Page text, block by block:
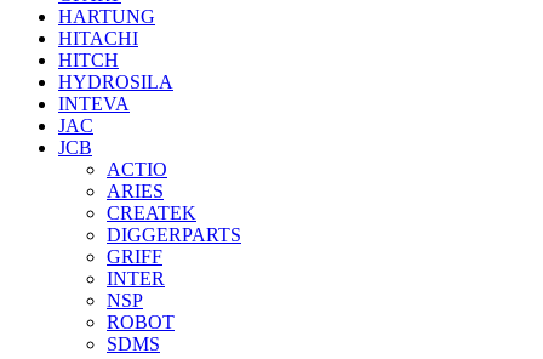
HARTUNG
HITACHI
HITCH
HYDROSILA
INTEVA
JAC
JCB
ACTIO
ARIES
CREATEK
DIGGERPARTS
GRIFF
INTER
NSP
ROBOT
SDMS